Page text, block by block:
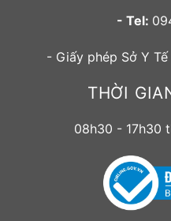
- Tel:
- Giấy phép Sở Y
THỜI
08h30 - 17h30